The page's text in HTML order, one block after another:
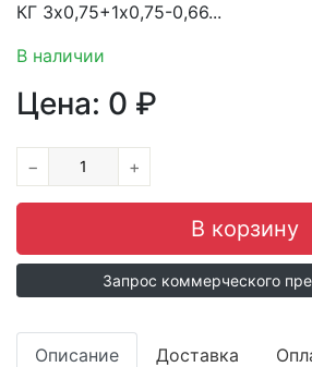
КГ 3х0,75+1х0,75-0,66...
В наличии
Цена: 0 ₽
− +
Запрос коммерческого
Описание Доставка